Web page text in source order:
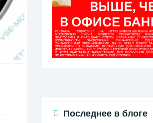
Последнее в блоге